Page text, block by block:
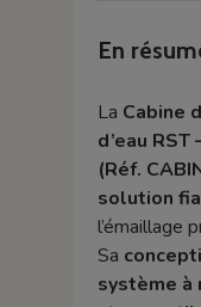
En
La Cabine
d’eau
(Réf.
solution
l’émaillage
Sa
système à